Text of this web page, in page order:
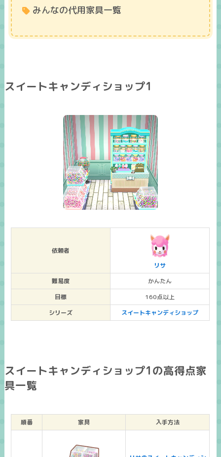
みんなの代用家具一覧
スイートキャンディショップ1
依頼者
リサ
難易度
かんたん
目標
160点以上
シリーズ
スイートキャンディショップ
スイートキャンディショップ1の高得点家
具一覧
順番 家具 入手方法